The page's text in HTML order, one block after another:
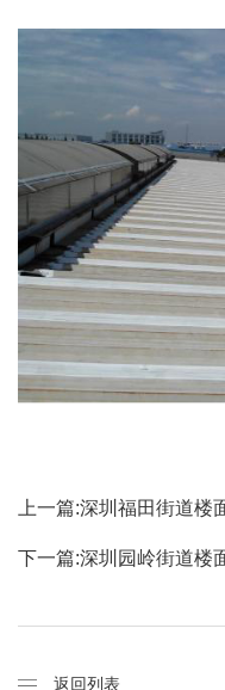
上一篇:深圳福田街道楼
下一篇:深圳园岭街道楼
返回列表